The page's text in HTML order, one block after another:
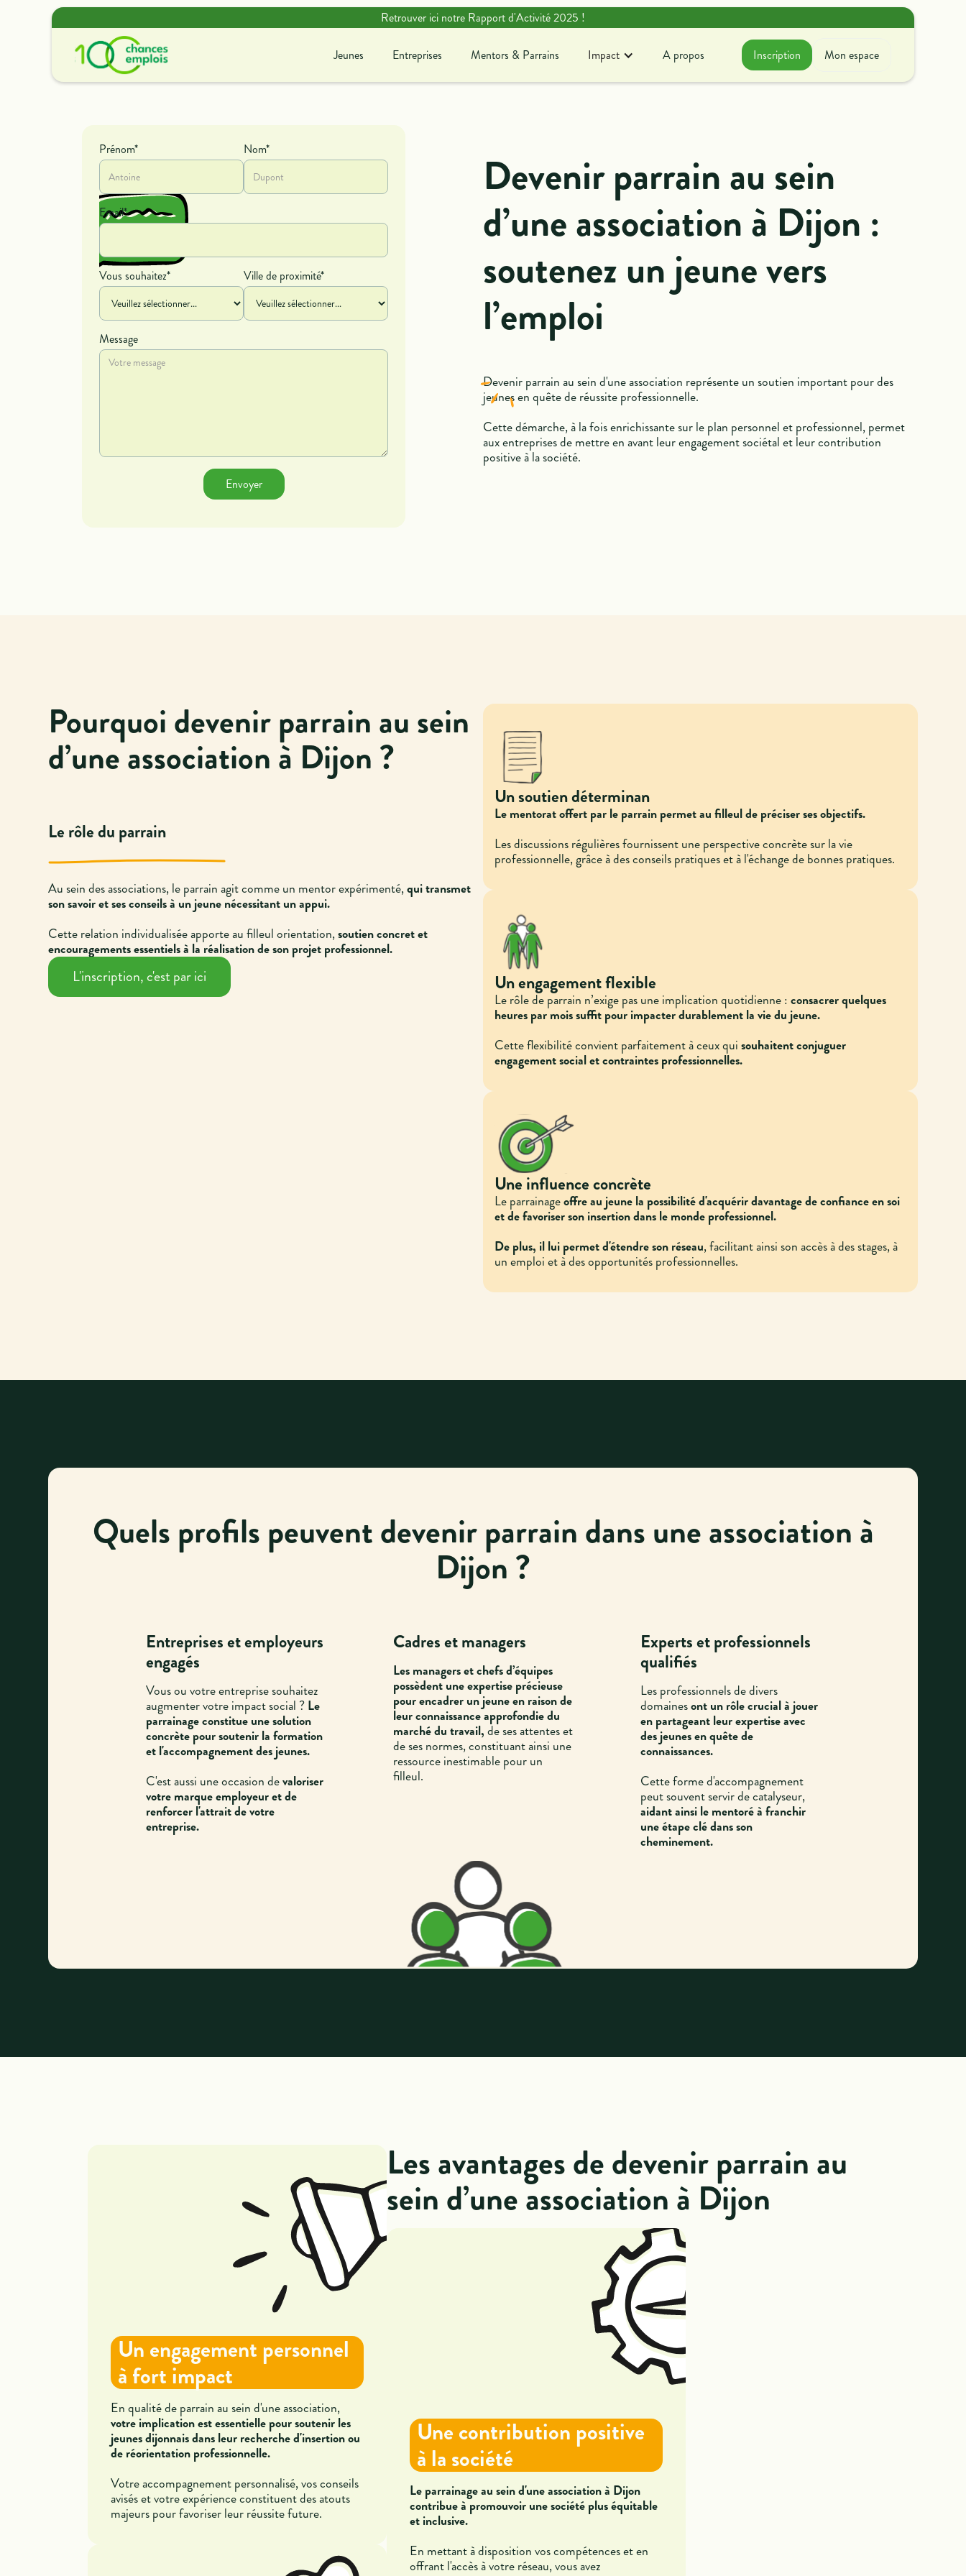
Retrouver ici notre Rapport d'Activité 2025 !
Jeunes
Entreprises
Mentors & Parrains
Impact
A propos
Inscription Mon espace
Découvrir nos offres de
contrat et de bénévolat.
association !
concrètement !
Prénom* Nom*
Email*
Vous souhaitez* Ville de proximité*
Message
Devenir parrain au sein
d’une association à Dijon :
soutenez un jeune vers
l’emploi
Devenir parrain au sein d'une association représente un soutien important pour des
jeunes en quête de réussite professionnelle.
Cette démarche, à la fois enrichissante sur le plan personnel et professionnel, permet
aux entreprises de mettre en avant leur engagement sociétal et leur contribution
positive à la société.
Pourquoi devenir parrain au sein
d’une association à Dijon ?
Le rôle du parrain
Au sein des associations, le parrain agit comme un mentor expérimenté,qui transmet
son savoir et ses conseils à un jeune nécessitant un appui.
Cette relation individualisée apporte au filleul orientation,soutien concret et
encouragements essentiels à la réalisation de son projet professionnel.
L'inscription, c'est par ici
Un soutien déterminan
Le mentorat offert par le parrain permet au filleul de préciser ses objectifs.
Les discussions régulières fournissent une perspective concrète sur la vie
professionnelle, grâce à des conseils pratiques et à l'échange de bonnes pratiques.
Un engagement flexible
Le rôle de parrain n’exige pas une implication quotidienne :consacrer quelques
heures par mois suffit pour impacter durablement la vie du jeune.
Cette flexibilité convient parfaitement à ceux quisouhaitent conjuguer
engagement social et contraintes professionnelles.
Une influence concrète
Le parrainageoffre au jeune la possibilité d'acquérir davantage de confiance en soi
et de favoriser son insertion dans le monde professionnel.
De plus, il lui permet d'étendre son réseau, facilitant ainsi son accès à des stages, à
un emploi et à des opportunités professionnelles.
Quels profils peuvent devenir parrain dans une association à
Dijon ?
Entreprises et employeurs
engagés
Vous ou votre entreprise souhaitez
augmenter votre impact social ?Le
parrainage constitue une solution
concrète pour soutenir la formation
et l'accompagnement des jeunes.
C'est aussi une occasion devaloriser
votre marque employeur et de
renforcer l'attrait de votre
entreprise.
Cadres et managers
Les managers et chefs d’équipes
possèdent une expertise précieuse
pour encadrer un jeune en raison de
leur connaissance approfondie du
marché du travail,de ses attentes et
de ses normes, constituant ainsi une
ressource inestimable pour un
filleul.
Experts et professionnels
qualifiés
Les professionnels de divers
domainesont un rôle crucial à jouer
en partageant leur expertise avec
des jeunes en quête de
connaissances.
Cette forme d'accompagnement
peut souvent servir de catalyseur,
aidant ainsi le mentoré à franchir
une étape clé dans son
cheminement.
Les avantages de devenir parrain au
sein d’une association à Dijon
Une contribution positive
à la société
Le parrainage au sein d'une association à Dijon
contribue à promouvoir une société plus équitable
et inclusive.
En mettant à disposition vos compétences et en
offrant l'accès à votre réseau, vous avez
Un engagement personnel
à fort impact
En qualité de parrain au sein d'une association,
votre implication est essentielle pour soutenir les
jeunes dijonnais dans leur recherche d'insertion ou
de réorientation professionnelle.
Votre accompagnement personnalisé, vos conseils
avisés et votre expérience constituent des atouts
majeurs pour favoriser leur réussite future.